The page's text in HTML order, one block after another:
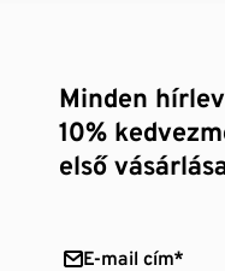
Minden
10%
első
E-mail cím*